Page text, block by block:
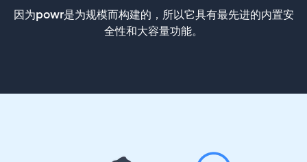
因为powr是为规模而构建的，所以它具有最先进的内置安
全性和大容量功能。